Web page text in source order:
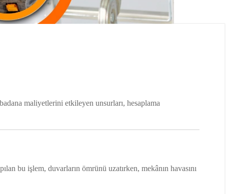
maliyetlerini etkileyen unsurları, hesaplama
bu işlem, duvarların ömrünü uzatırken, mekânın havasını